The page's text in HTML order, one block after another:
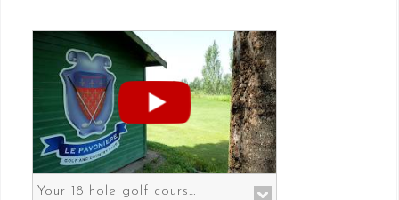
Your 18 hole golf course in Prato the gateway to Florence